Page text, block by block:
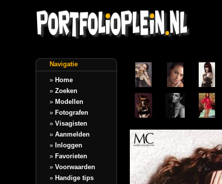
Navigatie
» Home
» Zoeken
» Modellen
» Fotografen
» Visagisten
» Aanmelden
» Inloggen
» Favorieten
» Voorwaarden
» Handige tips